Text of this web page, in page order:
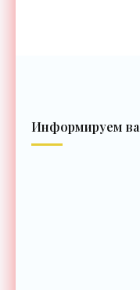
Информируем